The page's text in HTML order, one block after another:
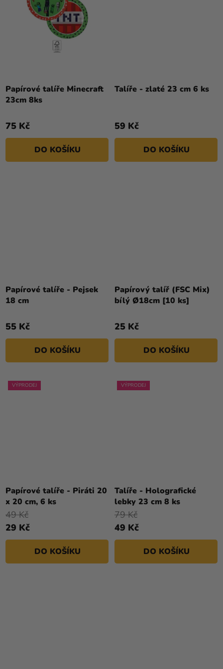
Papírové talíře Minecraft
23cm 8ks
75 Kč
DO KOŠÍKU
Talíře - zlaté 23 cm 6 ks
59 Kč
DO KOŠÍKU
Papírové talíře - Pejsek
18 cm
55 Kč
DO KOŠÍKU
Papírový talíř (FSC Mix)
bílý Ø18cm [10 ks]
25 Kč
DO KOŠÍKU
VÝPRODEJ
Papírové talíře - Piráti 20
x 20 cm, 6 ks
29 Kč
49 Kč
DO KOŠÍKU
VÝPRODEJ
Talíře - Holografické
lebky 23 cm 8 ks
49 Kč
79 Kč
DO KOŠÍKU